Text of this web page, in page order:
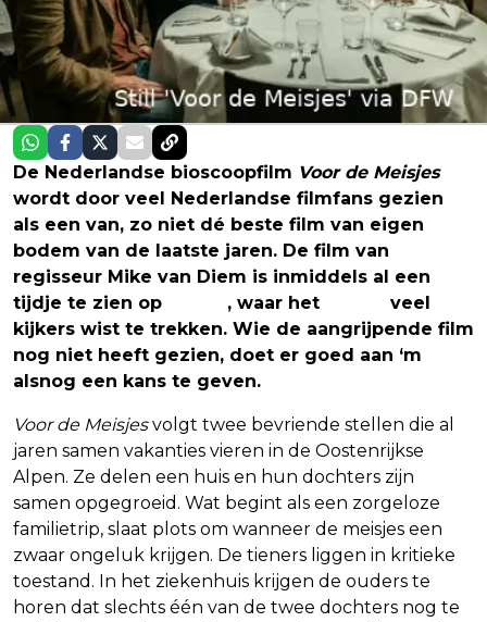
De Nederlandse bioscoopfilm Voor de Meisjes
wordt door veel Nederlandse filmfans gezien
als een van, zo niet dé beste film van eigen
bodem van de laatste jaren. De film van
regisseur Mike van Diem is inmiddels al een
tijdje te zien op
, waar het
veel
kijkers wist te trekken. Wie de aangrijpende film
nog niet heeft gezien, doet er goed aan ‘m
alsnog een kans te geven.
Voor de Meisjesvolgt twee bevriende stellen die al
jaren samen vakanties vieren in de Oostenrijkse
Alpen. Ze delen een huis en hun dochters zijn
samen opgegroeid. Wat begint als een zorgeloze
familietrip, slaat plots om wanneer de meisjes een
zwaar ongeluk krijgen. De tieners liggen in kritieke
toestand. In het ziekenhuis krijgen de ouders te
horen dat slechts één van de twee dochters nog te